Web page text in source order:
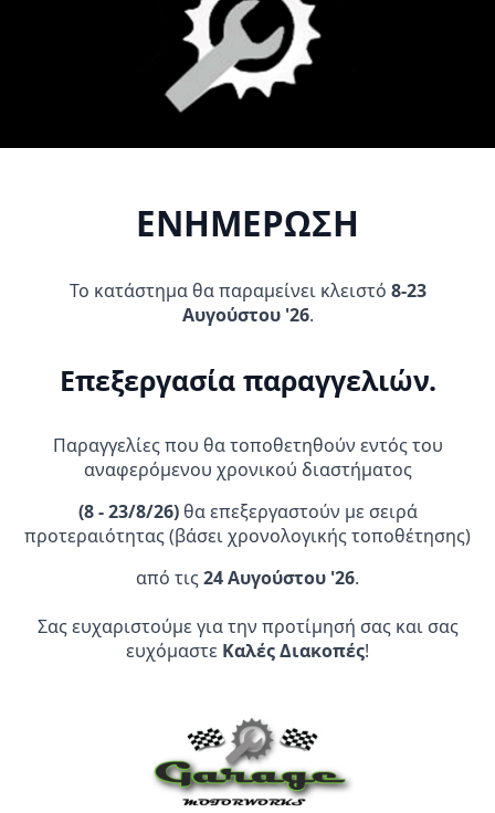
Προσθήκη Στο Προσθήκη Στο
FUCHS SILKOLENE PRO 4 XP
Καλάθι
Καθαριστικό αλυσίδας MUC
OFF DRIVETRAIN CLEANER
Καλάθι
Επίσημος Αντιπρόσωπος:
ΕΝΗΜΕΡΩΣΗ
Το κατάστημα θα παραμείνει κλειστό 8-23
Αυγούστου '26.
Επεξεργασία παραγγελιών.
Παραγγελίες που θα τοποθετηθούν εντός του
αναφερόμενου χρονικού διαστήματος
(8 - 23/8/26)θα επεξεργαστούν με σειρά
προτεραιότητας (βάσει χρονολογικής τοποθέτησης)
από τις24 Αυγούστου '26.
Σας ευχαριστούμε για την προτίμησή σας και σας
ευχόμαστε Καλές Διακοπές!